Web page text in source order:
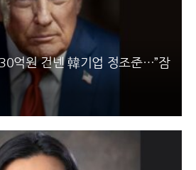
억원 건넨 韓기업 정조준…”잠